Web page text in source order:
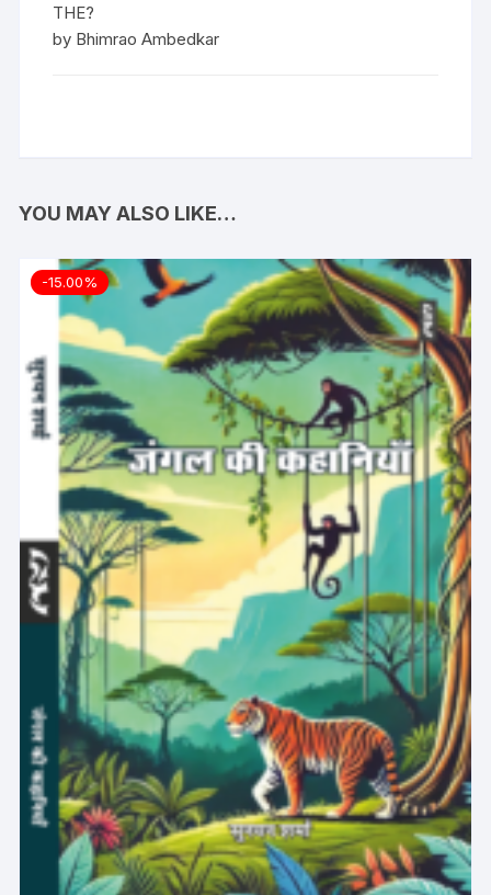
THE?
by Bhimrao Ambedkar
YOU MAY ALSO LIKE…
-15.00%